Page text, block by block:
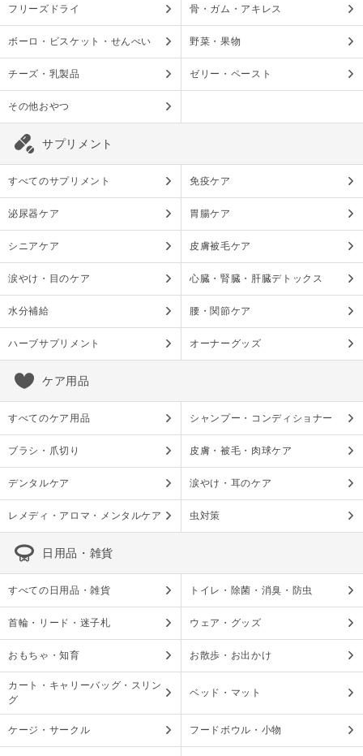
フリーズドライ 骨・ガム・アキレス
ボーロ・ビスケット・せんべい 野菜・果物
チーズ・乳製品 ゼリー・ペースト
その他おやつ
サプリメント
すべてのサプリメント 免疫ケア
泌尿器ケア 胃腸ケア
シニアケア 皮膚被毛ケア
涙やけ・目のケア 心臓・腎臓・肝臓デトックス
水分補給 腰・関節ケア
ハーブサプリメント オーナーグッズ
ケア用品
すべてのケア用品 シャンプー・コンディショナー
ブラシ・爪切り 皮膚・被毛・肉球ケア
デンタルケア 涙やけ・耳のケア
レメディ・アロマ・メンタルケア 虫対策
日用品・雑貨
すべての日用品・雑貨 トイレ・除菌・消臭・防虫
首輪・リード・迷子札 ウェア・グッズ
おもちゃ・知育 お散歩・お出かけ
カート・キャリーバッグ・スリン
グ
ベッド・マット
ケージ・サークル フードボウル・小物